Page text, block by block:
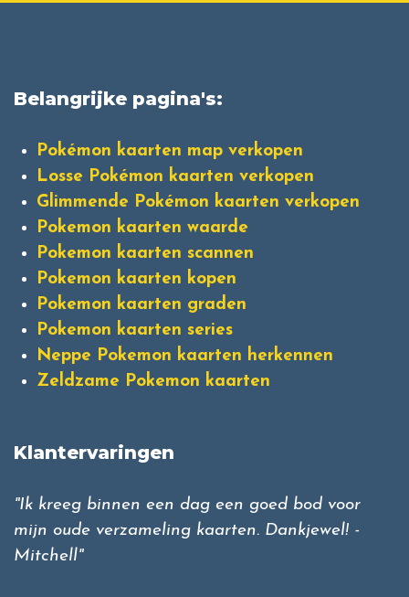
Belangrijke pagina's:
Pokémon kaarten map verkopen
Losse Pokémon kaarten verkopen
Glimmende Pokémon kaarten verkopen
Pokemon kaarten waarde
Pokemon kaarten scannen
Pokemon kaarten kopen
Pokemon kaarten graden
Pokemon kaarten series
Neppe Pokemon kaarten herkennen
Zeldzame Pokemon kaarten
Klantervaringen
"Ik kreeg binnen een dag een goed bod voor
mijn oude verzameling kaarten. Dankjewel! -
Mitchell"